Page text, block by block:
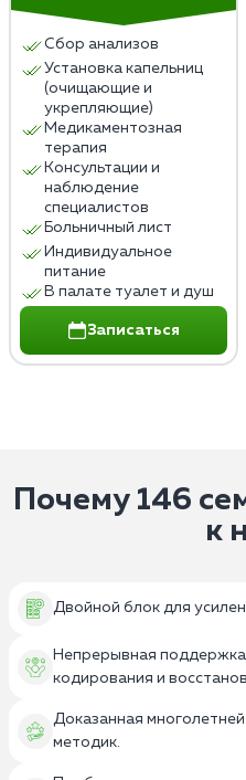
Сбор анализов
Установка капельниц
(очищающие и
укрепляющие)
Медикаментозная
терапия
Консультации и
наблюдение
специалистов
Больничный лист
Индивидуальное
питание
В палате туалет и душ
Записаться
Почему 146
к
Двойной блок для
Непрерывная
кодирования и
Доказанная
методик.